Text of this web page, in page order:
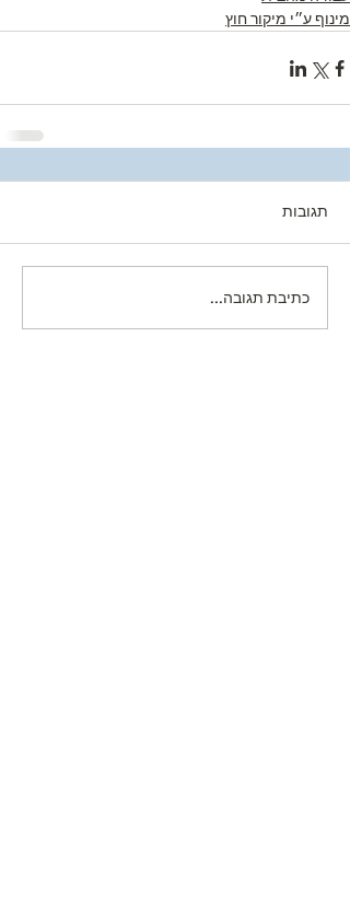
מינוף ע״י מיקור חוץ
תגובות
כתיבת תגובה...